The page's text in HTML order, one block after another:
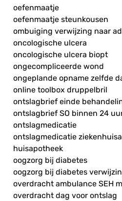
oefenmaatje
oefenmaatje steunkousen
ombuiging verwijzing naar
oncologische ulcera
oncologische ulcera biopt
ongecompliceerde wond
ongeplande opname zelfde
online toolbox druppelbril
ontslagbrief einde
ontslagbrief SO binnen 24
ontslagmedicatie
ontslagmedicatie
huisapotheek
oogzorg bij diabetes
oogzorg bij diabetes
overdracht ambulance SEH
overdracht dag voor ontslag